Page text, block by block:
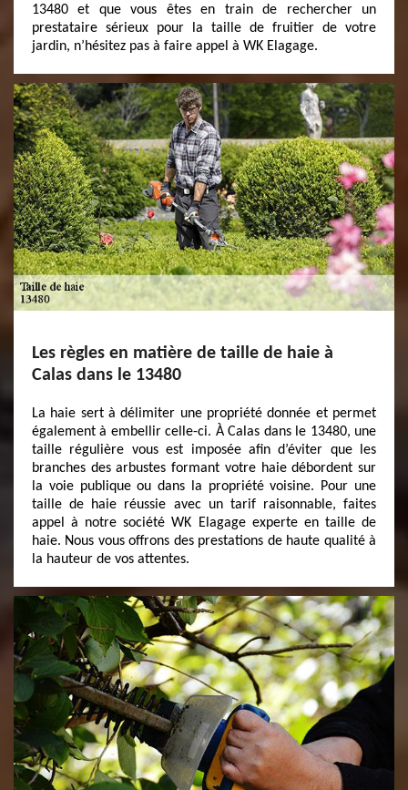
13480 et que vous êtes en train de rechercher un
prestataire sérieux pour la taille de fruitier de votre
jardin, n’hésitez pas à faire appel à WK Elagage.
Les règles en matière de taille de haie à
Calas dans le 13480
La haie sert à délimiter une propriété donnée et permet
également à embellir celle-ci. À Calas dans le 13480, une
taille régulière vous est imposée afin d’éviter que les
branches des arbustes formant votre haie débordent sur
la voie publique ou dans la propriété voisine. Pour une
taille de haie réussie avec un tarif raisonnable, faites
appel à notre société WK Elagage experte en taille de
haie. Nous vous offrons des prestations de haute qualité à
la hauteur de vos attentes.